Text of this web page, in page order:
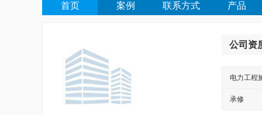
首页 案例 联系方式 产品
公司资
电力工程
承修